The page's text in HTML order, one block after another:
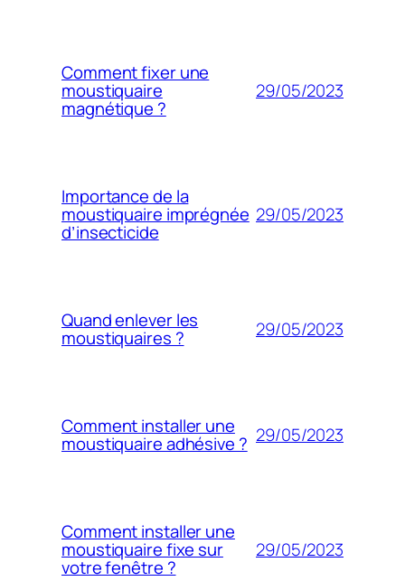
Comment fixer une
moustiquaire
magnétique ?
29/05/2023
Importance de la
moustiquaire imprégnée
d’insecticide
29/05/2023
Quand enlever les
moustiquaires ? 29/05/2023
Comment installer une
moustiquaire adhésive ? 29/05/2023
Comment installer une
moustiquaire fixe sur
votre fenêtre ?
29/05/2023